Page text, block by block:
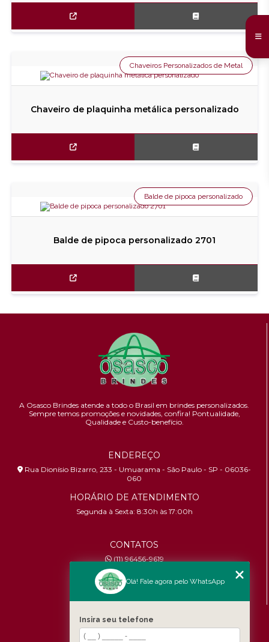
Chaveiro de plaquinha metálica personalizado
Chaveiros Personalizados de Metal
Balde de pipoca personalizado 2701
Balde de pipoca personalizado
A Osasco Brindes atende a todo o Brasil em brindes personalizados.
Sempre temos promoções e novidades, confira! Pontualidade,
Qualidade e Custo-benefício.
ENDEREÇO
Rua Dionísio Bizarro, 233 - Umuarama - São Paulo - SP - 06036-
060
HORÁRIO DE ATENDIMENTO
Segunda à Sexta: 8:30h às 17:00h
CONTATOS
(11) 96456-9619
contato@osascobrindes.com.br
CNPJ:26.434.153/0001-30
MENU
Olá! Fale agora pelo WhatsApp
Insira seu telefone